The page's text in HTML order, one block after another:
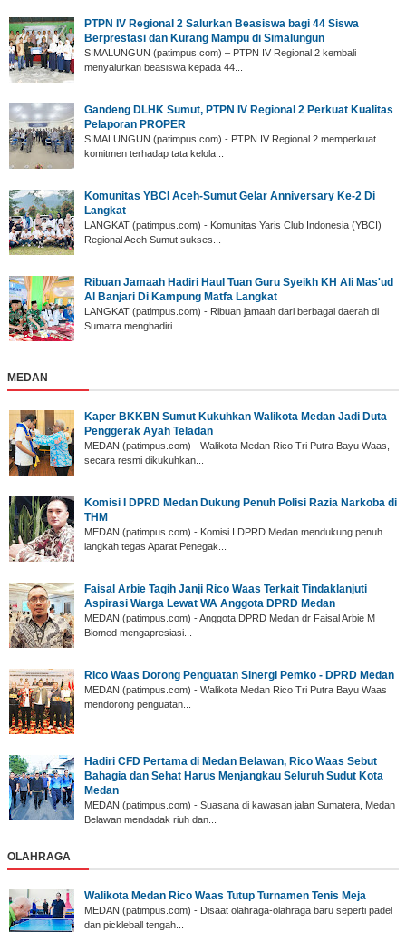
PTPN IV Regional 2 Salurkan Beasiswa bagi 44 Siswa
Berprestasi dan Kurang Mampu di Simalungun
SIMALUNGUN (patimpus.com) – PTPN IV Regional 2 kembali
menyalurkan beasiswa kepada 44...
Gandeng DLHK Sumut, PTPN IV Regional 2 Perkuat Kualitas
Pelaporan PROPER
SIMALUNGUN (patimpus.com) - PTPN IV Regional 2 memperkuat
komitmen terhadap tata kelola...
‎Komunitas YBCI Aceh-Sumut Gelar Anniversary Ke-2 Di
Langkat
LANGKAT (patimpus.com) - Komunitas Yaris Club Indonesia (YBCI)
Regional Aceh Sumut sukses...
‎Ribuan Jamaah Hadiri Haul Tuan Guru Syeikh KH Ali Mas'ud
Al Banjari Di Kampung Matfa Langkat
‎LANGKAT (patimpus.com) - Ribuan jamaah dari berbagai daerah di
Sumatra menghadiri...
MEDAN
Kaper BKKBN Sumut Kukuhkan Walikota Medan Jadi Duta
Penggerak Ayah Teladan
MEDAN (patimpus.com) - Walikota Medan Rico Tri Putra Bayu Waas,
secara resmi dikukuhkan...
Komisi I DPRD Medan Dukung Penuh Polisi Razia Narkoba di
THM
MEDAN (patimpus.com) - Komisi I DPRD Medan mendukung penuh
langkah tegas Aparat Penegak...
Faisal Arbie Tagih Janji Rico Waas Terkait Tindaklanjuti
Aspirasi Warga Lewat WA Anggota DPRD Medan
MEDAN (patimpus.com) - Anggota DPRD Medan dr Faisal Arbie M
Biomed mengapresiasi...
Rico Waas Dorong Penguatan Sinergi Pemko - DPRD Medan
MEDAN (patimpus.com) - Walikota Medan Rico Tri Putra Bayu Waas
mendorong penguatan...
Hadiri CFD Pertama di Medan Belawan, Rico Waas Sebut
Bahagia dan Sehat Harus Menjangkau Seluruh Sudut Kota
Medan
MEDAN (patimpus.com) - Suasana di kawasan jalan Sumatera, Medan
Belawan mendadak riuh dan...
OLAHRAGA
Walikota Medan Rico Waas Tutup Turnamen Tenis Meja
MEDAN (patimpus.com) - Disaat olahraga-olahraga baru seperti padel
dan pickleball tengah...